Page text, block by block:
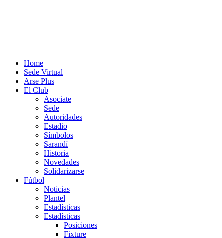
Home
Sede Virtual
Arse Plus
El Club
Asociate
Sede
Autoridades
Estadio
Símbolos
Sarandí
Historia
Novedades
Solidarizarse
Fútbol
Noticias
Plantel
Estadísticas
Estadísticas
Posiciones
Fixture